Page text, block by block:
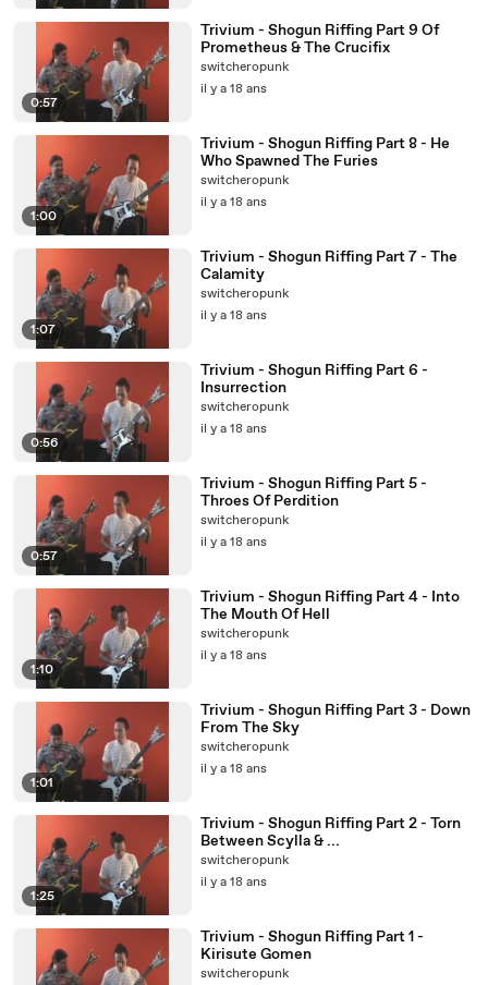
0:57
Trivium - Shogun Riffing Part 9 Of
Prometheus & The Crucifix
switcheropunk
il y a 18 ans
1:00
Trivium - Shogun Riffing Part 8 - He
Who Spawned The Furies
switcheropunk
il y a 18 ans
1:07
Trivium - Shogun Riffing Part 7 - The
Calamity
switcheropunk
il y a 18 ans
0:56
Trivium - Shogun Riffing Part 6 -
Insurrection
switcheropunk
il y a 18 ans
0:57
Trivium - Shogun Riffing Part 5 -
Throes Of Perdition
switcheropunk
il y a 18 ans
1:10
Trivium - Shogun Riffing Part 4 - Into
The Mouth Of Hell
switcheropunk
il y a 18 ans
1:01
Trivium - Shogun Riffing Part 3 - Down
From The Sky
switcheropunk
il y a 18 ans
1:25
Trivium - Shogun Riffing Part 2 - Torn
Between Scylla & ...
switcheropunk
il y a 18 ans
Trivium - Shogun Riffing Part 1 -
Kirisute Gomen
switcheropunk